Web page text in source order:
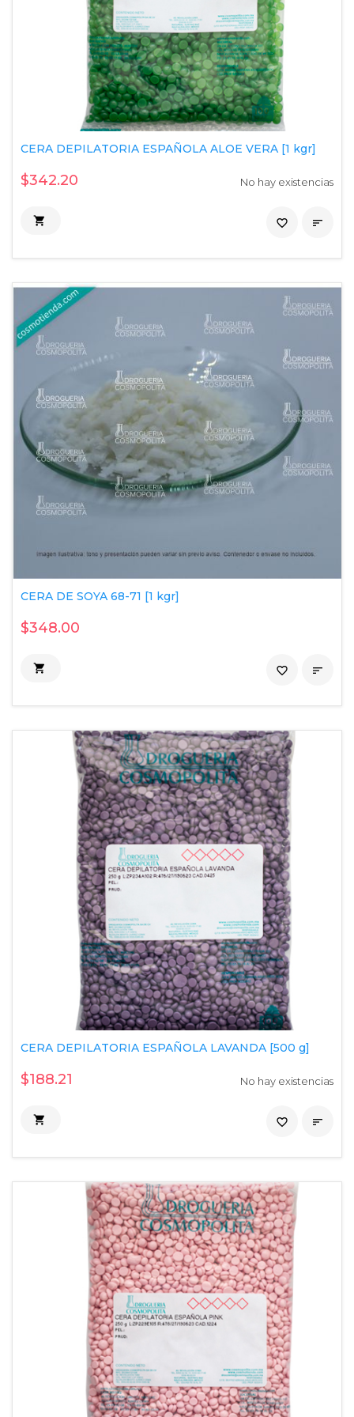
CERA DEPILATORIA ESPAÑOLA ALOE VERA [1 kgr]
$342.20 No hay existencias
 
favorite_border
CERA DE SOYA 68-71 [1 kgr]
$348.00
 
favorite_border
CERA DEPILATORIA ESPAÑOLA LAVANDA [500 g]
$188.21 No hay existencias
 
favorite_border